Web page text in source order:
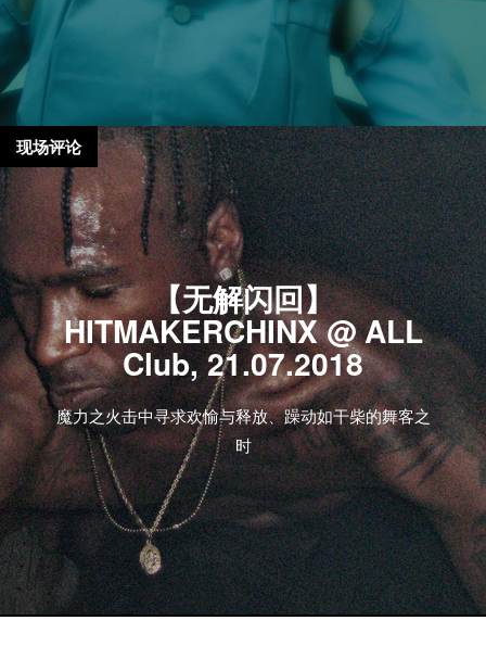
【无解闪回】
HITMAKERCHINX @ ALL
Club, 21.07.2018
魔力之火击中寻求欢愉与释放、躁动如干柴的舞客之
时
现场评论